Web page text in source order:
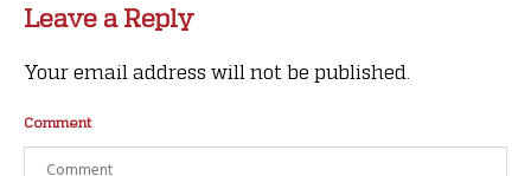
Leave a Reply
Your email address will not be published.
Comment